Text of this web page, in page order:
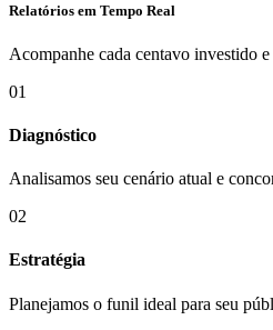
Relatórios em Tempo Real
Acompanhe cada centavo investido e
01
Diagnóstico
Analisamos seu cenário atual e
02
Estratégia
Planejamos o funil ideal para seu